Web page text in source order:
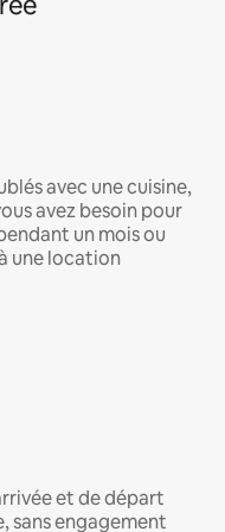
avec une cuisine,
avez besoin pour
un mois ou
une location
et de départ
sans engagement